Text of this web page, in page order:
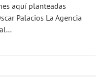
aquí planteadas
Óscar Palacios La Agencia